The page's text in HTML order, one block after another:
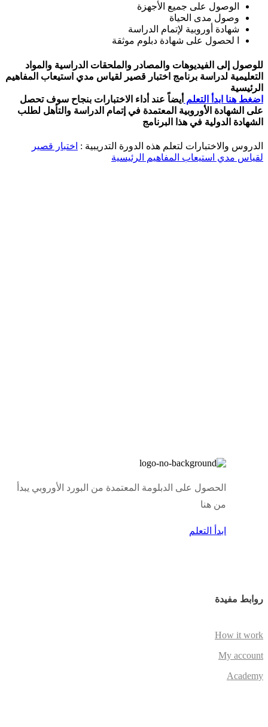
الوصول على جميع الأجهزة
وصول مدى الحياة
شهادة أوروبية لإتمام الدراسة
ا لحصول على شهادة دبلوم موثقة
للوصول إلى الفيديوهات والمصادر والملحقات الدراسية والمواد
التعليمية لدراسة برنامج اختبار قصير لقياس مدي استيعاب المفاهيم
الرئيسية
اضغط هنا ابدأ التعلم أيضاً عند أداء الاختبارات بنجاح سوف تحصل
على الشهادة الأوروبية المعتمدة في إتمام الدراسة والتأهل لطلب
الشهادة الدولية في هذا البرنامج
الدروس والاختبارات لتعلم هذه الدورة التدريبية : اختبار قصير
لقياس مدي استيعاب المفاهيم الرئيسية
الحصول على الدبلومة المعتمدة من البورد الأوروبي يبدأ
من هنا
ابدأ التعلم
روابط مفيدة
How it work
My account
Academy